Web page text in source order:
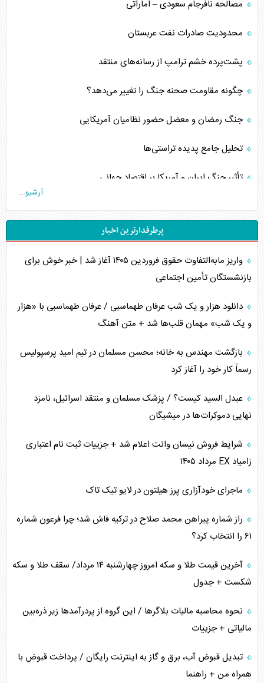
مصالحه نافرجام سعودی – اماراتی
محدودیت صادرات نفت عربستان
پشت‌پرده خشم ترامپ از رسانه‌های منتقد
چگونه مقاومت صحنه جنگ را تغییر می‌دهد؟
جنگ رمضان و معضل حضور نظامیان آمریکایی
تحلیل جامع پدیده تراستی‌ها
تأثیر جنگ ایران و آمریکا بر اقتصاد جهانی
تخریب پل‌ها در اوکراین و فروپاشی روایت دوگانه غرب
اربعین، کابوس مشترک تل‌آویو-واشنگتن
برنامه هفتم توسعه در نقطه کور سیاستگذاری
اوکراین بازوی مخرب آمریکا در غرب آسیا
اهمیت راهبردی اردن برای آمریکا
همسویی عربستان با سنتکام علیه متحدان ایران
ترامپ و توهم خلع سلاح حماس
چرا کویت به دنبال شریک امنیتی جدید است؟
اعتراف غرب به قدرت ایران در تثبیت معادلات
خطای راهبردی ترامپ مقابل برزیل
آرشیو...
پرطرفدارترین اخبار
واریز مابه‌التفاوت حقوق فروردین ۱۴۰۵ آغاز شد | خبر خوش برای
بازنشستگان تأمین اجتماعی
دانلود هزار و یک شب عرفان طهماسبی / عرفان طهماسبی با «هزار
و یک شب» مهمان قلب‌ها شد + متن آهنگ
بازگشت مهندس به خانه؛ محسن مسلمان در تیم امید پرسپولیس
رسماً کار خود را آغاز کرد
عبدل السید کیست؟ / پزشک مسلمان و منتقد اسرائیل، نامزد
نهایی دموکرات‌ها در میشیگان
شرایط فروش نیسان وانت اعلام شد + جزییات ثبت نام اعتباری
زامیاد EX مرداد ۱۴۰۵
ماجرای خودآزاری پرز هیلتون در لایو تیک تاک
راز شماره پیراهن محمد صلاح در ترکیه فاش شد؛ چرا فرعون شماره
۶۱ را انتخاب کرد؟
آخرین قیمت طلا و سکه امروز چهارشنبه ۱۴ مرداد/ سقف طلا و سکه
شکست + جدول
نحوه محاسبه مالیات بلاگر‌ها / این گروه از پردرآمد‌ها زیر ذره‌بین
مالیاتی + جزییات
تبدیل قبوض آب، برق و گاز به اینترنت رایگان / پرداخت قبوض با
همراه من + راهنما